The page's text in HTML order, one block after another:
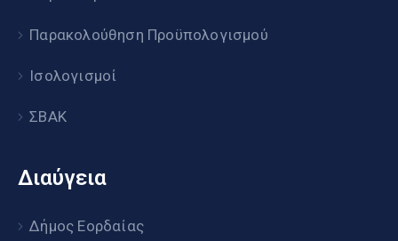
Παρακολούθηση Προϋπολογισμού
Ισολογισμοί
ΣΒΑΚ
Διαύγεια
Δήμος Εορδαίας